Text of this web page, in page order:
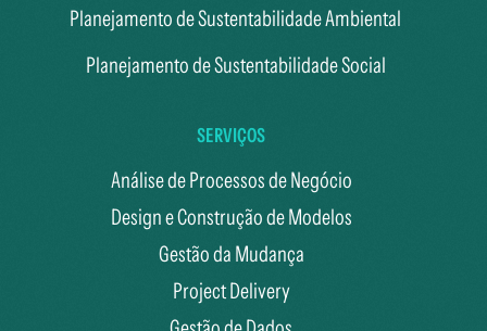
Planejamento de Sustentabilidade Ambiental
Planejamento de Sustentabilidade Social
SERVIÇOS
Análise de Processos de Negócio
Design e Construção de Modelos
Gestão da Mudança
Project Delivery